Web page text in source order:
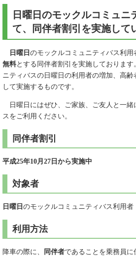
日曜日のモックルコミュニ
て、同伴者割引を実施して
日曜日 のモックルコミュニティバス利用
無料とする同伴者割引を実施しておりま
ニティバスの日曜日の利用者の増加、高齢
して実施するものです。
日曜日にはぜひ、ご家族、ご友人と一緒
スをご利用ください。
同伴者割引
平成25年10月27日から実施中
対象者
日曜日 のモックルコミュニティバス利用者
利用方法
降車の際に、 同伴者であることを乗務員